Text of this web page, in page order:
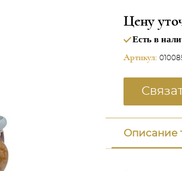
Цену
Есть в
Артикул:
Описание